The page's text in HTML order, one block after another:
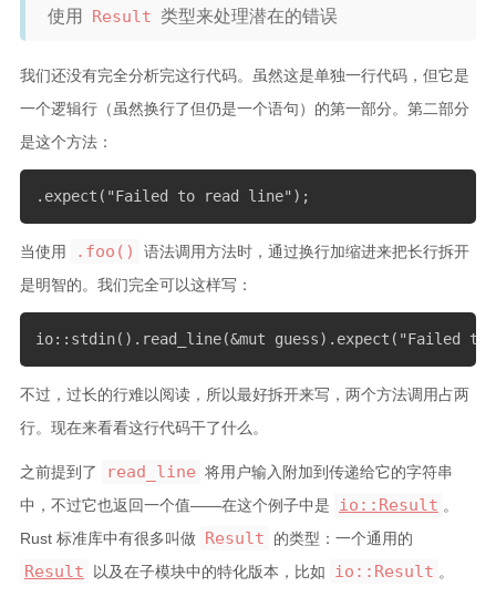
使用 Result 类型来处理潜在的错误
我们还没有完全分析完这行代码。虽然这是单独一行代码，但它是
一个逻辑行（虽然换行了但仍是一个语句）的第一部分。第二部分
是这个方法：
.expect("Failed to read line");
当使用 .foo()
语法调用方法时，通过换行加缩进来把长行拆开
是明智的。我们完全可以这样写：
io::stdin().read_line(&mut guess).expect("Failed
不过，过长的行难以阅读，所以最好拆开来写，两个方法调用占两
行。现在来看看这行代码干了什么。
之前提到了 read_line 将用户输入附加到传递给它的字符串
中，不过它也返回一个值——在这个例子中是
io::Result 。
Rust 标准库中有很多叫做 Result 的类型：一个通用的
Result 以及在子模块中的特化版本，比如 io::Result 。